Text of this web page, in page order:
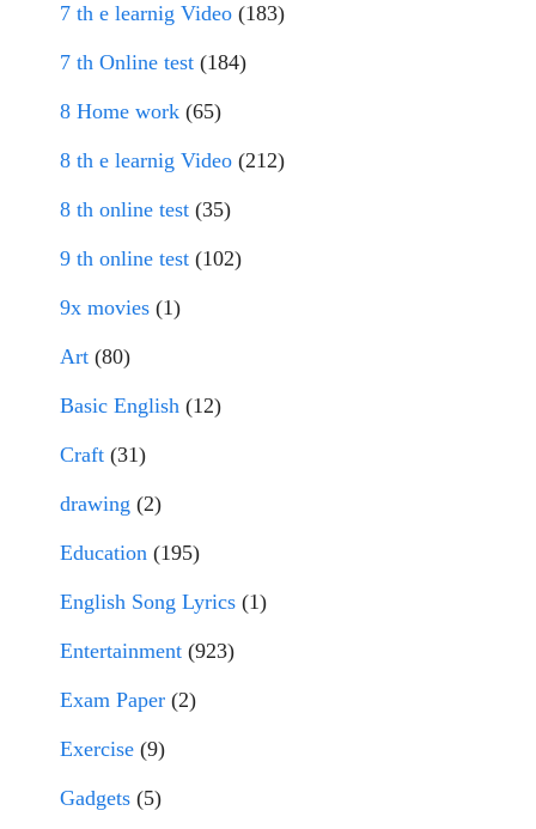
7 th e learnig Video (183)
7 th Online test (184)
8 Home work (65)
8 th e learnig Video (212)
8 th online test (35)
9 th online test (102)
9x movies (1)
Art (80)
Basic English (12)
Craft (31)
drawing (2)
Education (195)
English Song Lyrics (1)
Entertainment (923)
Exam Paper (2)
Exercise (9)
Gadgets (5)